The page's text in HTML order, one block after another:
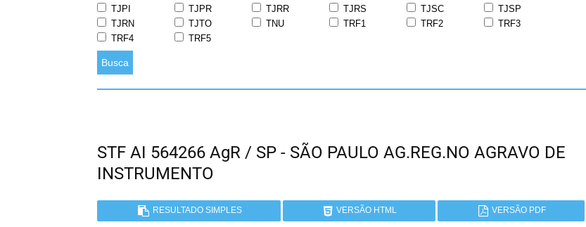
TJPI
TJPR TJRR TJRS TJSC
TJSP
TJRN
TJTO TNU TRF1 TRF2
TRF3
TRF4
TRF5
Busca
STF AI 564266 AgR / SP - SÃO PAULO AG.REG.NO AGRAVO DE
INSTRUMENTO
RESULTADO SIMPLES VERSÃO HTML VERSÃO PDF